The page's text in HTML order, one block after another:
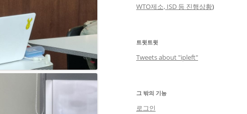
WTO제소, ISD 등 진행상황)
트윗트윗
Tweets about "ipleft"
그 밖의 기능
로그인